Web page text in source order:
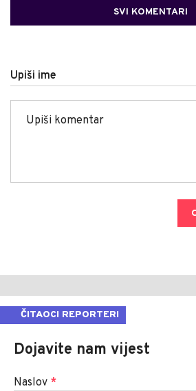
SVI KOMENTARI
Upiši ime
ČITAOCI REPORTERI
Dojavite nam vijest
Naslov *